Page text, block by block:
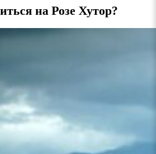
на Розе Хутор?